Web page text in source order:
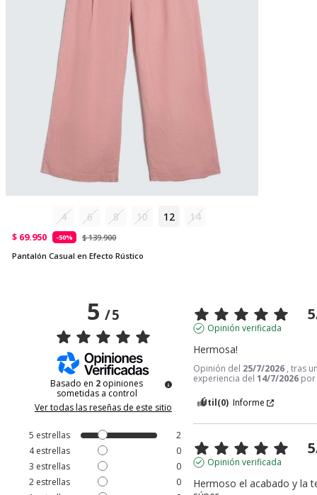
4 6 8 10 12 14
$ 69.950 -50%
$ 139.900
Pantalón Casual en Efecto Rústico
5/5
Basado en 2 opiniones
sometidas a control
Ver todas las reseñas de este sitio
5 estrellas
2
4estrellas
0
3 estrellas
0
2 estrellas
0
5
Opinión verificada
Hermosa!
Opinión del 25/7/2026 , tras
experiencia del14/7/2026
Útil(0) Informe
5
Opinión verificada
Hermoso el acabado y la